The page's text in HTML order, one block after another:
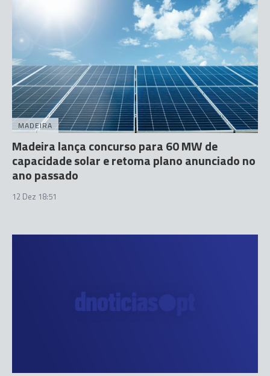
MADEIRA
Madeira lança concurso para 60 MW de
capacidade solar e retoma plano anunciado no
ano passado
12 Dez 18:51